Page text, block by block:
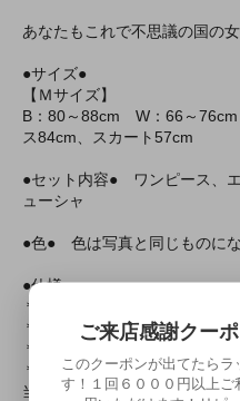
あなたもこれで不思議の国の
●サイズ●
【Ｍサイズ】
B：80～88cm W：66～
ス84cm、スカート57cm
●セット内容● ワンピース、
ューシャ
●色● 色は写真と同じものにな
●仕様●
＊ワンピース：背中ファスナ
＊エプロン： ボタンにより３
＊カチューシャ：黒色リボンカ
＊水洗い不可、塩素系漂白剤
当て布使用、ドライクリーニ
ご来店感謝クー
このクーポンが出てたら
す！１回６０００円以上